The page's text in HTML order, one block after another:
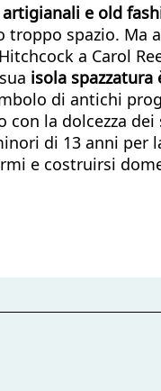
e old
spazio. Ma
a Carol
isola
di antichi
la dolcezza
di 13 anni per
e costruirsi